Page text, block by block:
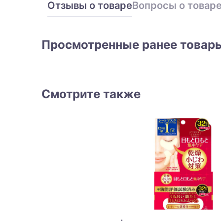
Отзывы о товареВопросы о
Просмотренные ранее
Смотрите также